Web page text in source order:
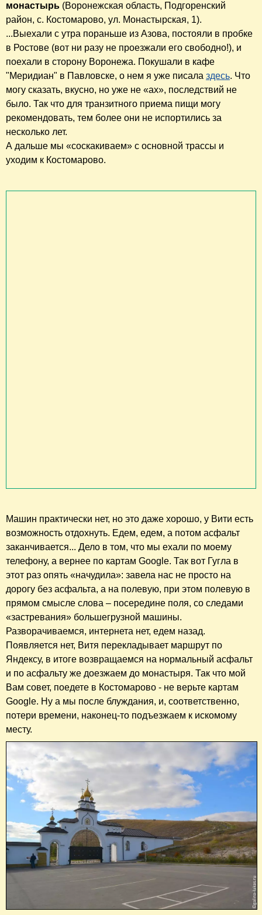
монастырь (Воронежская область, Подгоренский
район, с. Костомарово, ул. Монастырская, 1).
...Выехали с утра пораньше из Азова, постояли в пробке
в Ростове (вот ни разу не проезжали его свободно!), и
поехали в сторону Воронежа. Покушали в кафе
"Меридиан" в Павловске, о нем я уже писала здесь. Что
могу сказать, вкусно, но уже не «ах», последствий не
было. Так что для транзитного приема пищи могу
рекомендовать, тем более они не испортились за
несколько лет.
А дальше мы «соскакиваем» с основной трассы и
уходим к Костомарово.
Машин практически нет, но это даже хорошо, у Вити есть
возможность отдохнуть. Едем, едем, а потом асфальт
заканчивается... Дело в том, что мы ехали по моему
телефону, а вернее по картам Google. Так вот Гугла в
этот раз опять «начудила»: завела нас не просто на
дорогу без асфальта, а на полевую, при этом полевую в
прямом смысле слова – посередине поля, со следами
«застревания» большегрузной машины.
Разворачиваемся, интернета нет, едем назад.
Появляется нет, Витя перекладывает маршрут по
Яндексу, в итоге возвращаемся на нормальный асфальт
и по асфальту же доезжаем до монастыря. Так что мой
Вам совет, поедете в Костомарово - не верьте картам
Google. Ну а мы после блуждания, и, соответственно,
потери времени, наконец-то подъезжаем к искомому
месту.